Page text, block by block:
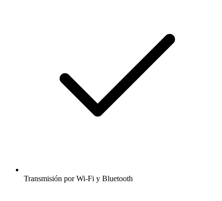
Transmisión por Wi-Fi y Bluetooth